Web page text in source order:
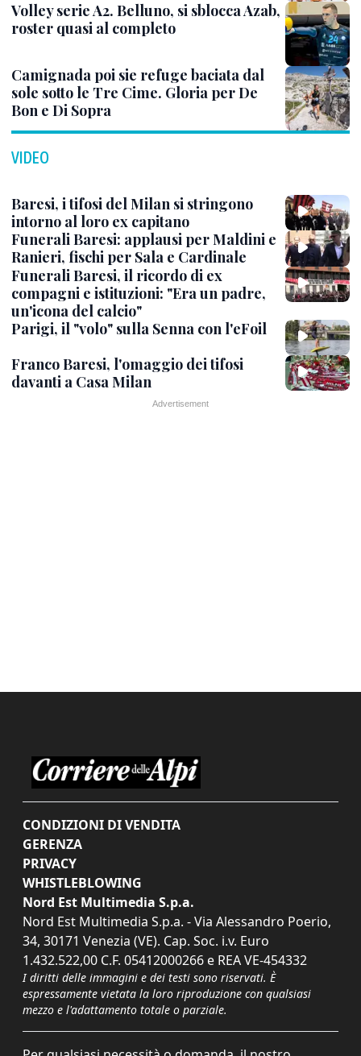
Volley serie A2. Belluno, si sblocca Azab,
roster quasi al completo
Camignada poi sie refuge baciata dal
sole sotto le Tre Cime. Gloria per De
Bon e Di Sopra
VIDEO
Baresi, i tifosi del Milan si stringono
intorno al loro ex capitano
Funerali Baresi: applausi per Maldini e
Ranieri, fischi per Sala e Cardinale
Funerali Baresi, il ricordo di ex
compagni e istituzioni: "Era un padre,
un'icona del calcio"
Parigi, il "volo" sulla Senna con l'eFoil
Franco Baresi, l'omaggio dei tifosi
davanti a Casa Milan
CONDIZIONI DI VENDITA
GERENZA
PRIVACY
WHISTLEBLOWING
Nord Est Multimedia S.p.a.
Nord Est Multimedia S.p.a. - Via Alessandro Poerio,
34, 30171 Venezia (VE). Cap. Soc. i.v. Euro
1.432.522,00 C.F. 05412000266 e REA VE-454332
I diritti delle immagini e dei testi sono riservati. È
espressamente vietata la loro riproduzione con qualsiasi
mezzo e l'adattamento totale o parziale.